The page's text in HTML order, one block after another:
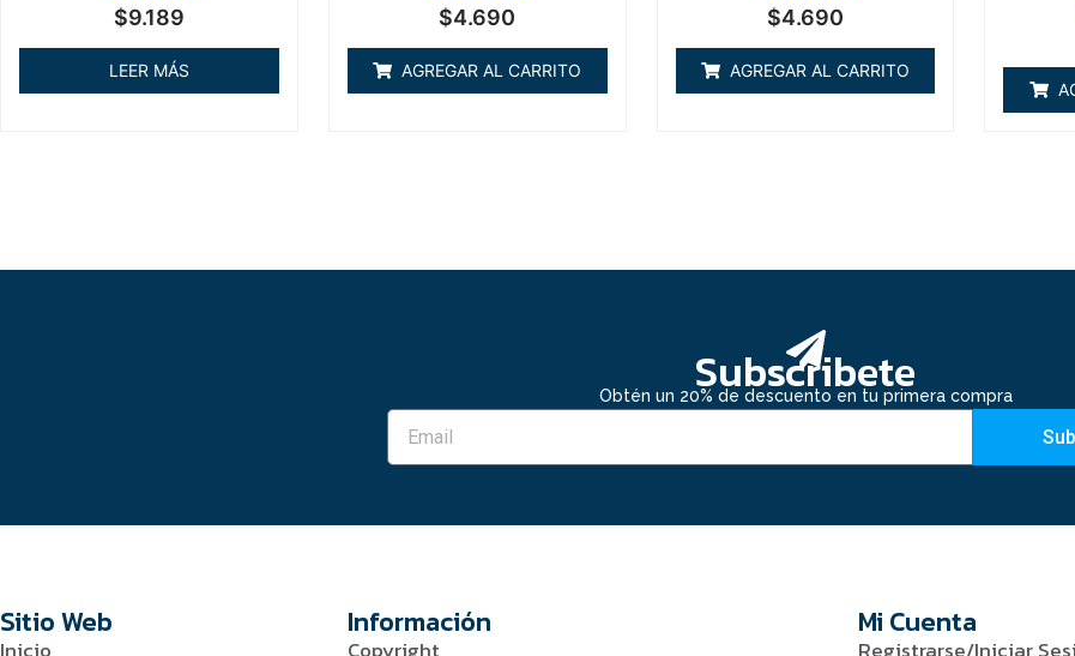
Valorado
en
de
5
$9.189
LEER MÁS
Valorado
en
de
5
$4.690
AGREGAR AL CARRITO
Valorado
en
de
5
$4.690
AGREGAR AL CARRITO
Subscribete
Obtén un 20% de descuento en tu primera compra
Sitio Web Información Mi Cuenta